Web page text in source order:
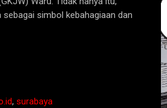
sebagai simbol kebahagiaan dan
, surabaya